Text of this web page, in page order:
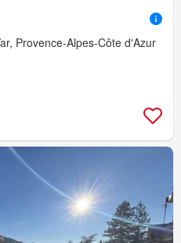
Provence-Alpes-Côte d'Azur